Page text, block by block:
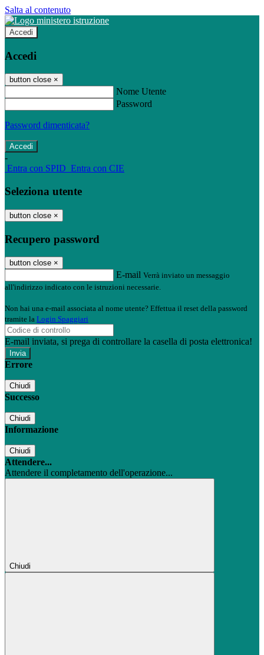
Salta al contenuto
Accedi
Accedi
button close ×
Nome Utente
Password
Password dimenticata?
-
Entra con SPID Entra con CIE
Seleziona utente
button close ×
Recupero password
button close ×
E-mail Verrà inviato un messaggio
all'indirizzo indicato con le istruzioni necessarie.
Non hai una e-mail associata al nome utente? Effettua il reset della password
tramite la Login Spaggiari
E-mail inviata, si prega di controllare la casella di posta elettronica!
Errore
Chiudi
Successo
Chiudi
Informazione
Chiudi
Attendere...
Attendere il completamento dell'operazione...
Chiudi